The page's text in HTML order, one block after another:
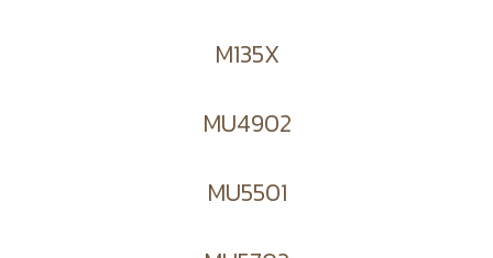
M135X
MU4902
MU5501